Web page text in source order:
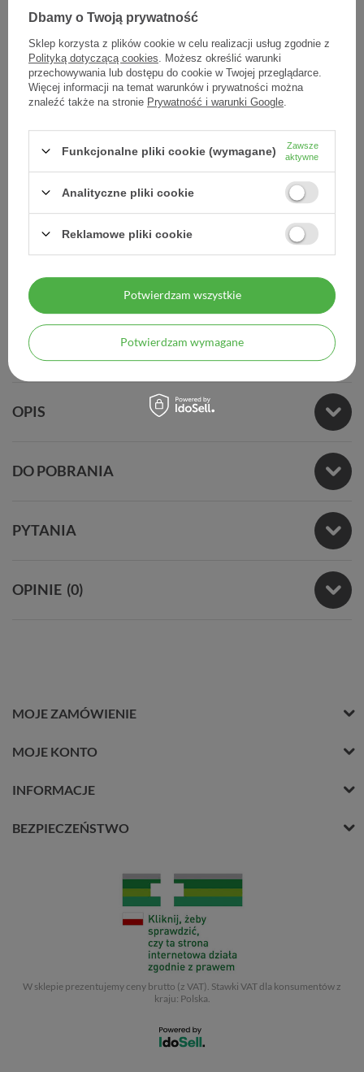
Kod produktu:5909991010478
DARMOWA DOSTAWA
Już od 149 zł !
DOŚWIADCZENIE
Legalna apteka od 2006 r.
ZAUFANIE
98% zadowolonych klientów
BEZPIECZEŃSTWO
POLTRAF
OPIS
DO POBRANIA
PYTANIA
OPINIE (0)
MOJE ZAMÓWIENIE
MOJE KONTO
INFORMACJE
BEZPIECZEŃSTWO
W sklepie prezentujemy ceny brutto (z VAT). Stawki VAT dla konsumentów z
kraju: Polska.
Dbamy o Twoją prywatność
Sklep korzysta z plików cookie w celu realizacji usług zgodnie z
Polityką dotyczącą cookies . Możesz określić warunki
przechowywania lub dostępu do cookie w Twojej przeglądarce.
Więcej informacji na temat warunków i prywatności można
znaleźć także na stronie Prywatność i warunki Google
Funkcjonalne pliki cookie (wymagane)
Zawsze
aktywne
Analityczne pliki cookie
Reklamowe pliki cookie
Potwierdzam wymagane
Potwierdzam wszystkie